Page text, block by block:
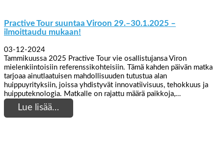
Practive Tour suuntaa Viroon 29.–30.1.2025 –
ilmoittaudu mukaan!
03-12-2024
Tammikuussa 2025 Practive Tour vie osallistujansa Viron
mielenkiintoisiin referenssikohteisiin. Tämä kahden päivän matka
tarjoaa ainutlaatuisen mahdollisuuden tutustua alan
huippuyrityksiin, joissa yhdistyvät innovatiivisuus, tehokkuus ja
huipputeknologia. Matkalle on rajattu määrä paikkoja,…
Lue lisää…